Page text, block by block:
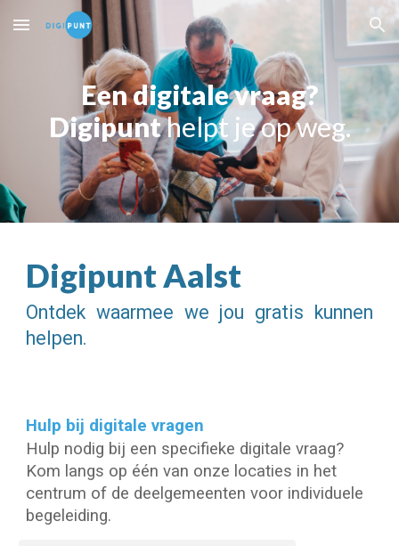
Skip to main content Skip to navigation
Een digitale vraag?
Digipunthelpt je op weg.
Digipunt Aalst
Ontdek waarmee we jou gratis kunnen
helpen.
Hulp bij digitale vragen
Hulp nodig bij een specifieke digitale vraag?
Kom langs op één van onze locaties in het
centrum of de deelgemeenten voor individuele
begeleiding.